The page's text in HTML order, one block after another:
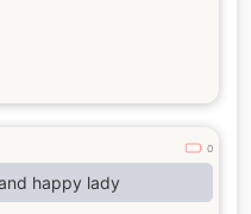
0
pretty laid back fun and happy lady